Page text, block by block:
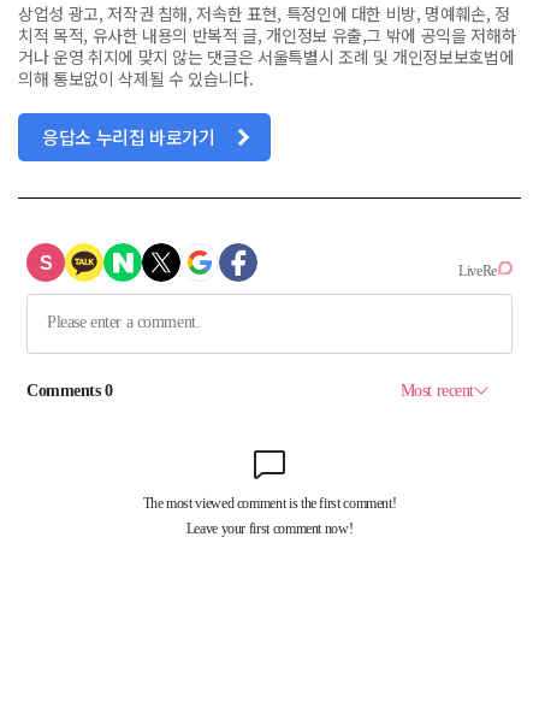
상업성 광고, 저작권 침해, 저속한 표현, 특정인에 대한 비방, 명예훼손, 정
치적 목적, 유사한 내용의 반복적 글, 개인정보 유출,그 밖에 공익을 저해하
거나 운영 취지에 맞지 않는 댓글은 서울특별시 조례 및 개인정보보호법에
의해 통보없이 삭제될 수 있습니다.
응답소 누리집 바로가기